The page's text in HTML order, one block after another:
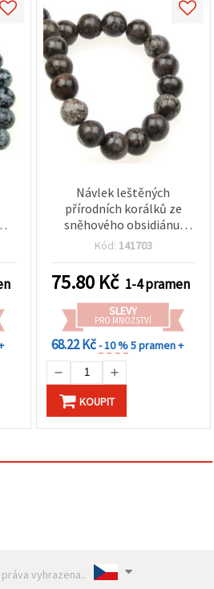
Návlek leštěných
přírodních korálků ze
sněhového obsidiánu,
kulaté 8 mm, mix černá/
náramky a ruční výrobu
šperků
Kód: 141703
75.80 Kč 1-4 pramen
SLEVY
PRO MNOŽSTVÍ
68.22 Kč- 10 %5 pramen +
KOUPIT
práva vyhrazena..